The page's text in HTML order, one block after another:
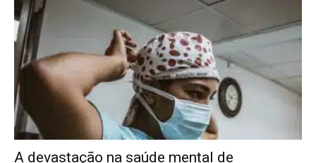
A devastação na saúde mental de